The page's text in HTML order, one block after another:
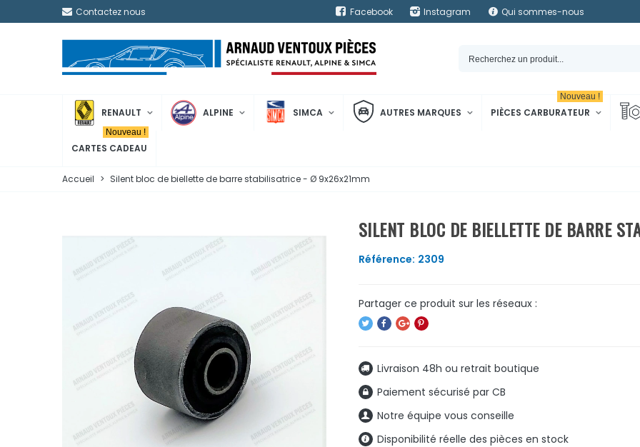
Contactez nous Facebook Instagram Qui sommes-nous
RENAULT ALPINE SIMCA AUTRES MARQUES PIÈCES CARBURATEUR
Nouveau !
CARTES CADEAU
Nouveau !
Accueil > Silent bloc de biellette de barre stabilisatrice - Ø 9x26x21mm
SILENT BLOC DE BIELLETTE DE BARRE
Référence: 2309
Livraison 48h ou retrait boutique
Paiement sécurisé par CB
Notre équipe vous conseille
Disponibilité réelle des pièces en stock